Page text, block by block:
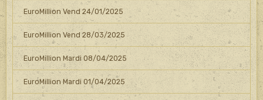
EuroMillion Vend 24/01/2025
EuroMillion Vend 28/03/2025
EuroMillion Mardi 08/04/2025
EuroMillion Mardi 01/04/2025